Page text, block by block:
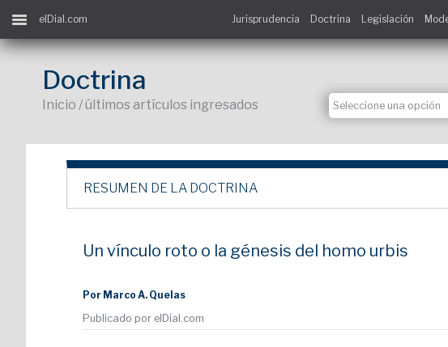
elDial.com Jurisprudencia Doctrina Legislación
Doctrina
Inicio / últimos artículos ingresados
RESUMEN DE LA DOCTRINA
Un vínculo roto o la génesis del homo urbis
Por Marco A. Quelas
Publicado por elDial.com